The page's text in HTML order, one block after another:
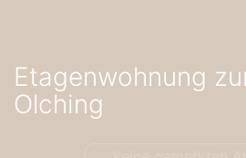
zur
Navigation
zum
Etagenwohnung
Olching